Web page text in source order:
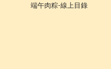
端午肉粽-線上目錄